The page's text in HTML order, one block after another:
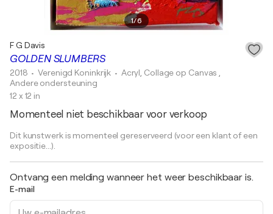
1/6
GOLDEN SLUMBERS
F G Davis
2018 • Verenigd Koninkrijk • Acryl, Collage op Canvas ,
Andere ondersteuning
12 x 12 in
Momenteel niet beschikbaar voor verkoop
Dit kunstwerk is momenteel gereserveerd (voor een klant of een
expositie...).
Ontvang een melding wanneer het weer beschikbaar is.
E-mail